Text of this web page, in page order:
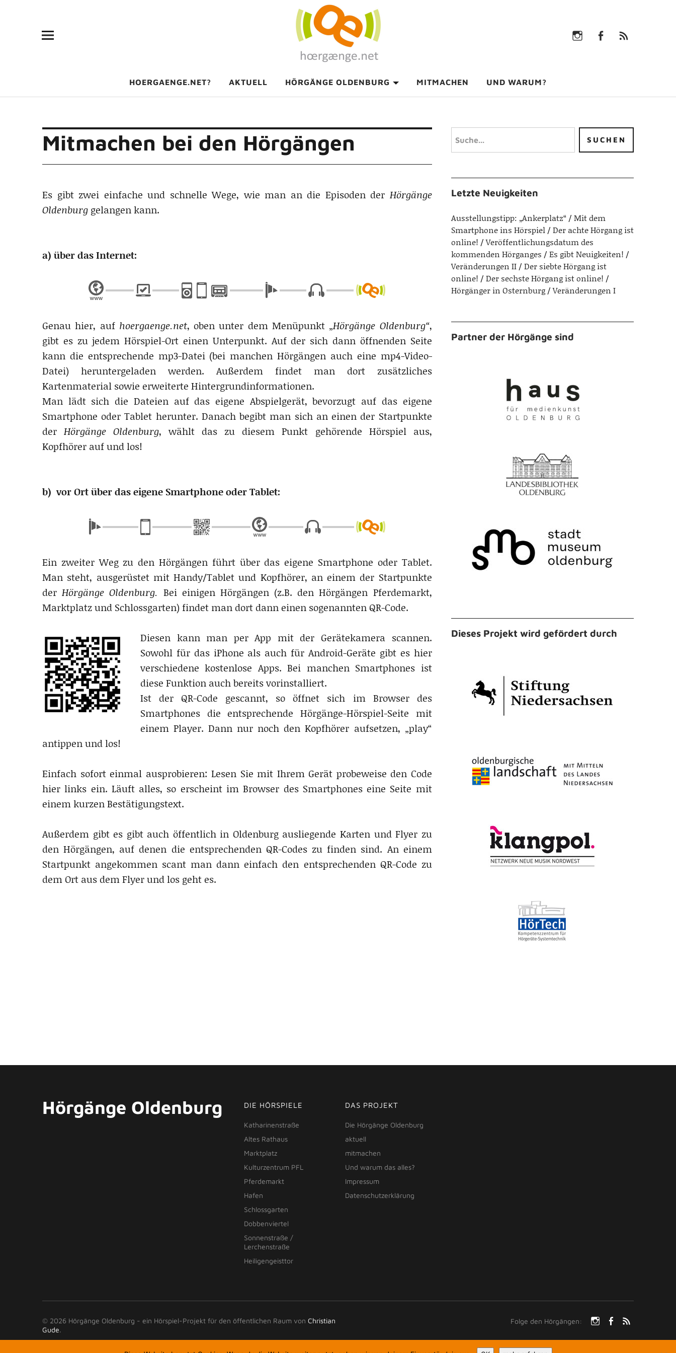
HOERGAENGE.NET? AKTUELL HÖRGÄNGE OLDENBURG MITMACHEN UND WARUM?
Mitmachen bei den Hörgängen
Es gibt zwei einfache und schnelle Wege, wie man an die Episoden der Hörgänge
Oldenburg gelangen kann.
a) über das Internet:
Genau hier, auf hoergaenge.net, oben unter dem Menüpunkt „Hörgänge Oldenburg“,
gibt es zu jedem Hörspiel-Ort einen Unterpunkt. Auf der sich dann öffnenden Seite
kann die entsprechende mp3-Datei (bei manchen Hörgängen auch eine mp4-Video-
Datei) heruntergeladen werden. Außerdem findet man dort zusätzliches
Kartenmaterial sowie erweiterte Hintergrundinformationen.
Man lädt sich die Dateien auf das eigene Abspielgerät, bevorzugt auf das eigene
Smartphone oder Tablet herunter. Danach begibt man sich an einen der Startpunkte
derHörgänge Oldenburg, wählt das zu diesem Punkt gehörende Hörspiel aus,
Kopfhörer auf und los!
b) vor Ort über das eigene Smartphone oder Tablet:
Ein zweiter Weg zu den Hörgängen führt über das eigene Smartphone oder Tablet.
Man steht, ausgerüstet mit Handy/Tablet und Kopfhörer, an einem der Startpunkte
derHörgänge Oldenburg. Bei einigen Hörgängen (z.B. den Hörgängen Pferdemarkt,
Marktplatz und Schlossgarten) findet man dort dann einen sogenannten QR-Code.
Diesen kann man per App mit der Gerätekamera scannen.
Sowohl für das iPhone als auch für Android-Geräte gibt es hier
verschiedene kostenlose Apps. Bei manchen Smartphones ist
diese Funktion auch bereits vorinstalliert.
Ist der QR-Code gescannt, so öffnet sich im Browser des
Smartphones die entsprechende Hörgänge-Hörspiel-Seite mit
einem Player. Dann nur noch den Kopfhörer aufsetzen, „play“
antippen und los!
Einfach sofort einmal ausprobieren: Lesen Sie mit Ihrem Gerät probeweise den Code
hier links ein. Läuft alles, so erscheint im Browser des Smartphones eine Seite mit
einem kurzen Bestätigungstext.
Außerdem gibt es gibt auch öffentlich in Oldenburg ausliegende Karten und Flyer zu
den Hörgängen, auf denen die entsprechenden QR-Codes zu finden sind. An einem
Startpunkt angekommen scant man dann einfach den entsprechenden QR-Code zu
dem Ort aus dem Flyer und los geht es.
Letzte Neuigkeiten
Ausstellungstipp: „Ankerplatz“
Mit dem
Smartphone ins Hörspiel
Der achte Hörgang ist
online!
Veröffentlichungsdatum des
kommenden Hörganges
Es gibt Neuigkeiten!
Veränderungen II
Der siebte Hörgang ist
online!
Der sechste Hörgang ist online!
Hörgänger in Osternburg
Veränderungen I
Partner der Hörgänge sind
Dieses Projekt wird gefördert durch
Hörgänge Oldenburg DIE HÖRSPIELE
Katharinenstraße
Altes Rathaus
Marktplatz
Kulturzentrum PFL
Pferdemarkt
Hafen
Schlossgarten
Dobbenviertel
Sonnenstraße /
Lerchenstraße
Heiligengeisttor
DAS PROJEKT
Die Hörgänge Oldenburg
aktuell
mitmachen
Und warum das alles?
Impressum
Datenschutzerklärung
© 2026 Hörgänge Oldenburg - ein Hörspiel-Projekt für den öffentlichen Raum von Christian
Gude.
Folge den Hörgängen: